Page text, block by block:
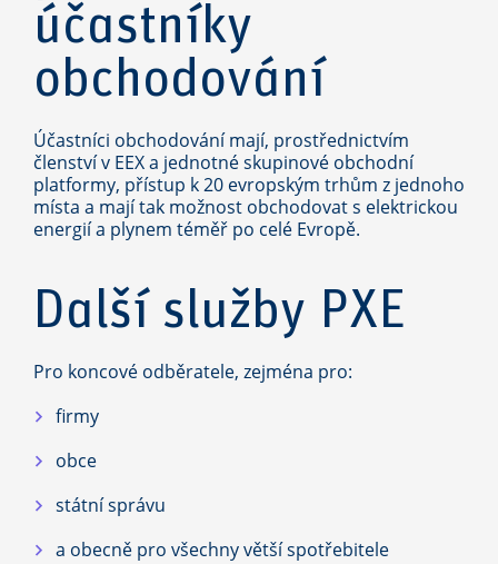
účastníky
obchodování
Účastníci obchodování mají, prostřednictvím
členství v EEX a jednotné skupinové obchodní
platformy, přístup k 20 evropským trhům z jednoho
místa a mají tak možnost obchodovat s elektrickou
energií a plynem téměř po celé Evropě.
Další služby PXE
Pro koncové odběratele, zejména pro:
firmy
obce
státní správu
a obecně pro všechny větší spotřebitele